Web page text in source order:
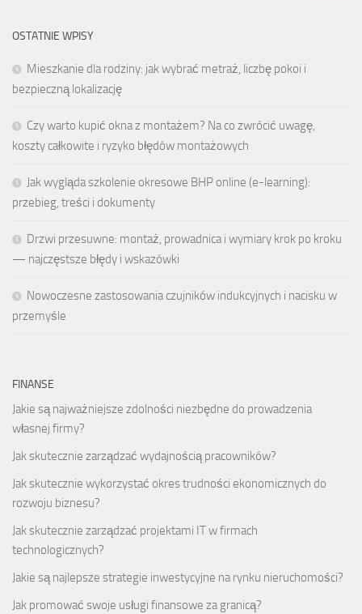
OSTATNIE WPISY
Mieszkanie dla rodziny: jak wybrać metraż, liczbę pokoi i
bezpieczną lokalizację
Czy warto kupić okna z montażem? Na co zwrócić uwagę,
koszty całkowite i ryzyko błędów montażowych
Jak wygląda szkolenie okresowe BHP online (e-learning):
przebieg, treści i dokumenty
Drzwi przesuwne: montaż, prowadnica i wymiary krok po kroku
— najczęstsze błędy i wskazówki
Nowoczesne zastosowania czujników indukcyjnych i nacisku w
przemyśle
FINANSE
Jakie są najważniejsze zdolności niezbędne do prowadzenia
własnej firmy?
Jak skutecznie zarządzać wydajnością pracowników?
Jak skutecznie wykorzystać okres trudności ekonomicznych do
rozwoju biznesu?
Jak skutecznie zarządzać projektami IT w firmach
technologicznych?
Jakie są najlepsze strategie inwestycyjne na rynku nieruchomości?
Jak promować swoje usługi finansowe za granicą?